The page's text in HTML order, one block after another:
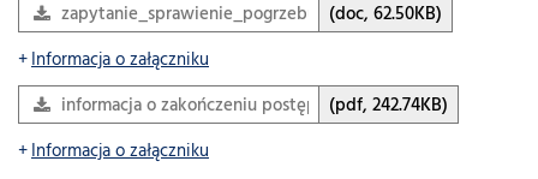
zapytanie_sprawienie_pogrzebu.doc(doc, 62.50KB)
Informacja o załączniku
informacja o zakończeniu postępowania.BES.pdf
(pdf, 242.74KB)
Informacja o załączniku